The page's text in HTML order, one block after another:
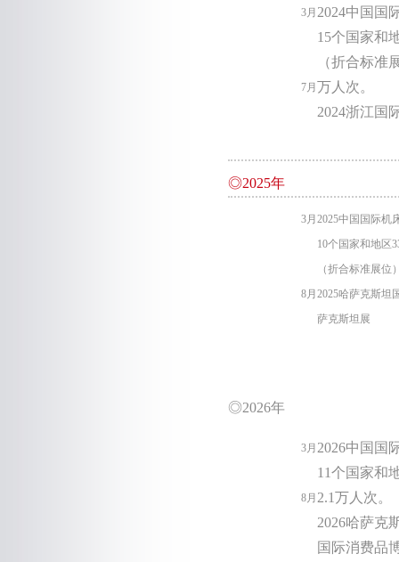
3月
7月
2024中国国
15个国家和
（折合标准
万人次。
2024浙江国
◎2025年
3月
8月
2025中国国际机
10个国家和地区
（折合标准展位
2025哈萨克斯坦
萨克斯坦展
◎2026年
3月
8月
2026中国国
11个国家和
2.1万人次。
2026哈萨克
国际消费品